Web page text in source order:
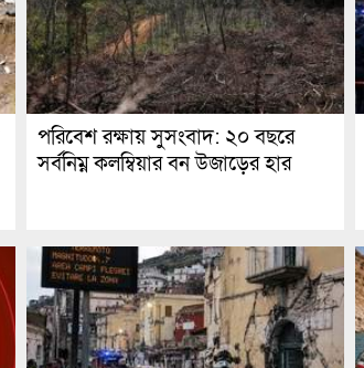
পরিবেশ রক্ষায় সুসংবাদ: ২০ বছরে
সর্বনিম্ন কলম্বিয়ার বন উজাড়ের হার